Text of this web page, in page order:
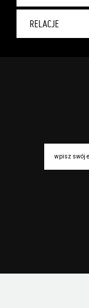
RELACJE